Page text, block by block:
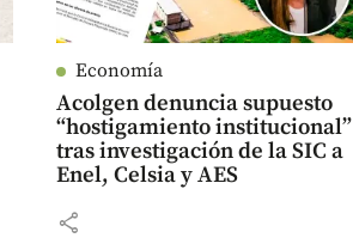
Economía
Acolgen denuncia supuesto
“hostigamiento institucional”
tras investigación de la SIC a
Enel, Celsia y AES
share